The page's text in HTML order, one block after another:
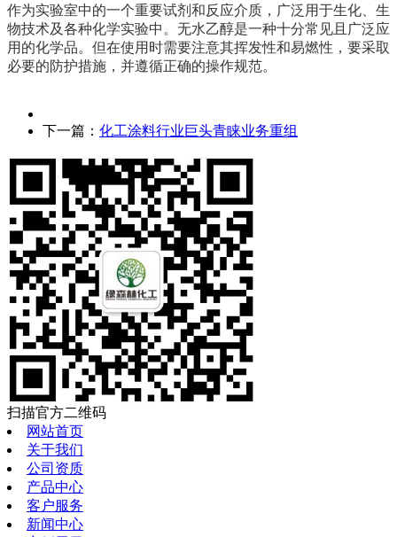
作为实验室中的一个重要试剂和反应介质，广泛用于生化、生
物技术及各种化学实验中。无水乙醇是一种十分常见且广泛应
用的化学品。但在使用时需要注意其挥发性和易燃性，要采取
必要的防护措施，并遵循正确的操作规范。
下一篇： 化工涂料行业巨头青睐业务重组
扫描官方二维码
网站首页
关于我们
公司资质
产品中心
客户服务
新闻中心